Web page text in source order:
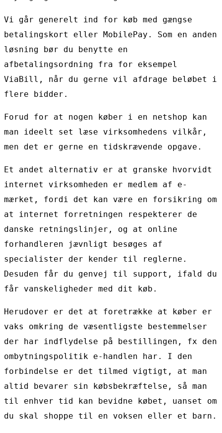
Vi går generelt ind for køb med gængse
betalingskort eller MobilePay. Som en anden
løsning bør du benytte en
afbetalingsordning fra for eksempel
ViaBill, når du gerne vil afdrage beløbet i
flere bidder.
Forud for at nogen køber i en netshop kan
man ideelt set læse virksomhedens vilkår,
men det er gerne en tidskrævende opgave.
Et andet alternativ er at granske hvorvidt
internet virksomheden er medlem af e-
mærket, fordi det kan være en forsikring om
at internet forretningen respekterer de
danske retningslinjer, og at online
forhandleren jævnligt besøges af
specialister der kender til reglerne.
Desuden får du genvej til support, ifald du
får vanskeligheder med dit køb.
Herudover er det at foretrække at køber er
vaks omkring de væsentligste bestemmelser
der har indflydelse på bestillingen, fx den
ombytningspolitik e-handlen har. I den
forbindelse er det tilmed vigtigt, at man
altid bevarer sin købsbekræftelse, så man
til enhver tid kan bevidne købet, uanset om
du skal shoppe til en voksen eller et barn.